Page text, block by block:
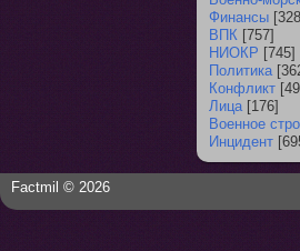
Финансы
ВПК [757]
НИОКР [745]
Политика
Конфликт
Лица [176]
Военное
Инцидент
Factmil © 2026